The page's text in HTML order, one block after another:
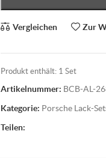
Vergleichen Zur
Produkt enthält: 1 Set
Artikelnummer: BCB-AL-
Kategorie: Porsche Lack-
Teilen: